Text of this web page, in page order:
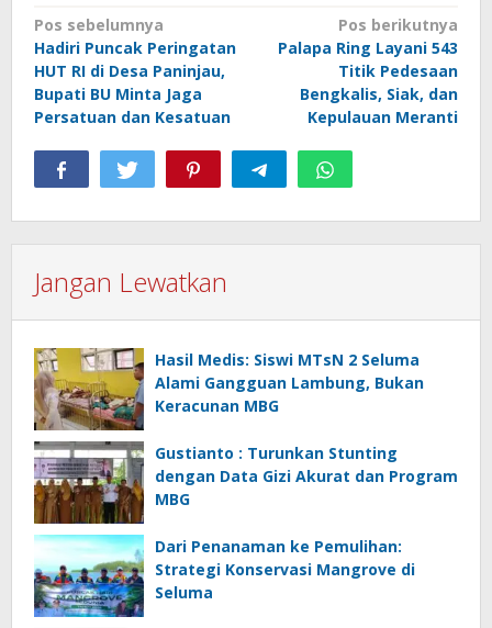
Navigasi
pos
Pos sebelumnya
Hadiri Puncak Peringatan
HUT RI di Desa Paninjau,
Bupati BU Minta Jaga
Persatuan dan Kesatuan
Pos berikutnya
Palapa Ring Layani 543
Titik Pedesaan
Bengkalis, Siak, dan
Kepulauan Meranti
Jangan Lewatkan
Hasil Medis: Siswi MTsN 2 Seluma
Alami Gangguan Lambung, Bukan
Keracunan MBG
Gustianto : Turunkan Stunting
dengan Data Gizi Akurat dan Program
MBG
Dari Penanaman ke Pemulihan:
Strategi Konservasi Mangrove di
Seluma